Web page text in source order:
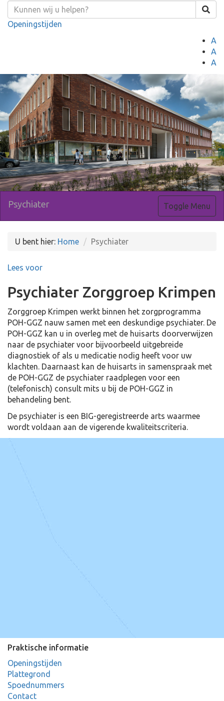
Openingstijden
A
A
A
Toggle Menu
Psychiater
U bent hier: Home Psychiater
Lees voor
Psychiater Zorggroep Krimpen
Zorggroep Krimpen werkt binnen het zorgprogramma
POH-GGZ nauw samen met een deskundige psychiater. De
POH-GGZ kan u in overleg met de huisarts doorverwijzen
naar de psychiater voor bijvoorbeeld uitgebreide
diagnostiek of als u medicatie nodig heeft voor uw
klachten. Daarnaast kan de huisarts in samenspraak met
de POH-GGZ de psychiater raadplegen voor een
(telefonisch) consult mits u bij de POH-GGZ in
behandeling bent.
De psychiater is een BIG-geregistreerde arts waarmee
wordt voldaan aan de vigerende kwaliteitscriteria.
Praktische informatie
Openingstijden
Plattegrond
Spoednummers
Contact